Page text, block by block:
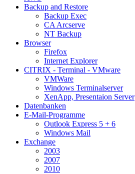
Backup and Restore
Backup Exec
CA Arcserve
NT Backup
Browser
Firefox
Internet Explorer
CITRIX - Terminal - VMware
VMWare
Windows Terminalserver
XenApp, Presentaion Server
Datenbanken
E-Mail-Programme
Outlook Express 5 + 6
Windows Mail
Exchange
2003
2007
2010